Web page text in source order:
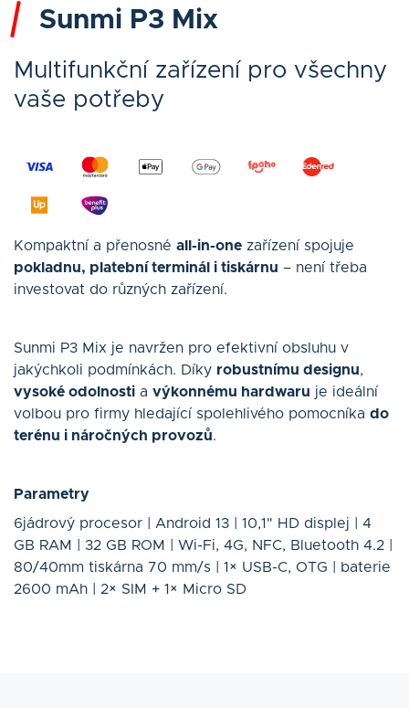
Sunmi P3 Mix
Multifunkční zařízení pro všechny
vaše potřeby
Kompaktní a přenosné all-in-one zařízení spojuje
pokladnu, platební terminál i tiskárnu – není třeba
investovat do různých zařízení.
Sunmi P3 Mix je navržen pro efektivní obsluhu v
jakýchkoli podmínkách. Díky robustnímu designu,
vysoké odolnosti a výkonnému hardwaru je ideální
volbou pro firmy hledající spolehlivého pomocníka do
terénu i náročných provozů.
Parametry
6jádrový procesor | Android 13 | 10,1" HD displej | 4
GB RAM | 32 GB ROM | Wi-Fi, 4G, NFC, Bluetooth 4.2 |
80/40mm tiskárna 70 mm/s | 1× USB-C, OTG | baterie
2600 mAh | 2× SIM + 1× Micro SD